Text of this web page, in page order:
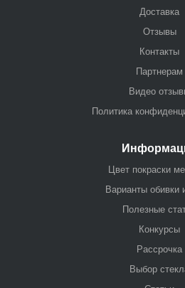
Доставка
Отзывы
Контакты
Партнерам
Видео
Политика
Цвет покраски
Варианты обивки
Полезные
Конкурсы
Рассрочка
Выбор